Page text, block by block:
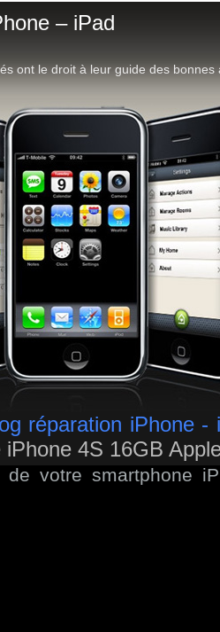
– iPad
ont le droit à leur guide des bonnes
réparation iPhone -
4S 16GB
de votre smartphone